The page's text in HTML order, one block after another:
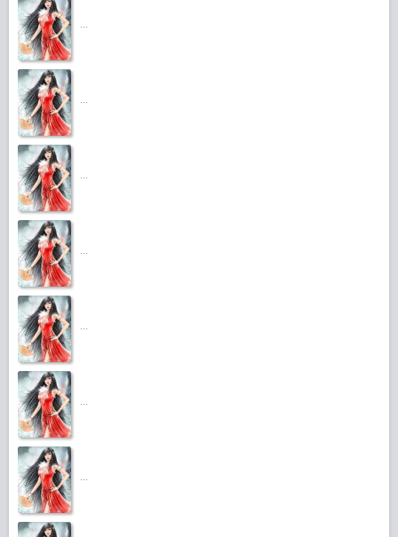
...
...
...
...
...
...
...